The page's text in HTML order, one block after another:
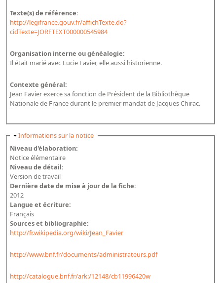
Organigrammes de la bibliothèque
Rapports d'activité de la Bibliothèque
Répertoire des catalogues d'expositions
Répertoire des manuscrits du XXe siècle
Publications
Ouvrages et documents sur la BnF numérisés dans Gallica
Revue de la Bibliothèque nationale de France
Directeurs de la Bibliothèque nationale du XIVe siècle à nos jours
Listes et biographies des directeurs de départements
Implantations de la Bibliothèque nationale de France
Le fil de l'histoire (frise chonologique)
Gallica - Son histoire
Texte(s) de référence:
http://legifrance.gouv.fr/affichTexte.do?
cidTexte=JORFTEXT000000545984
Organisation interne ou généalogie:
Il était marié avec Lucie Favier, elle aussi historienne.
Contexte général:
Jean Favier exerce sa fonction de Président de la Bibliothèque
Nationale de France durant le premier mandat de Jacques Chirac.
Masquer
Informations sur la notice
Niveau d'élaboration:
Notice élémentaire
Niveau de détail:
Version de travail
Dernière date de mise à jour de la fiche:
2012
Langue et écriture:
Français
Sources et bibliographie:
http://fr.wikipedia.org/wiki/Jean_Favier
http://www.bnf.fr/documents/administrateurs.pdf
http://catalogue.bnf.fr/ark:/12148/cb11996420w